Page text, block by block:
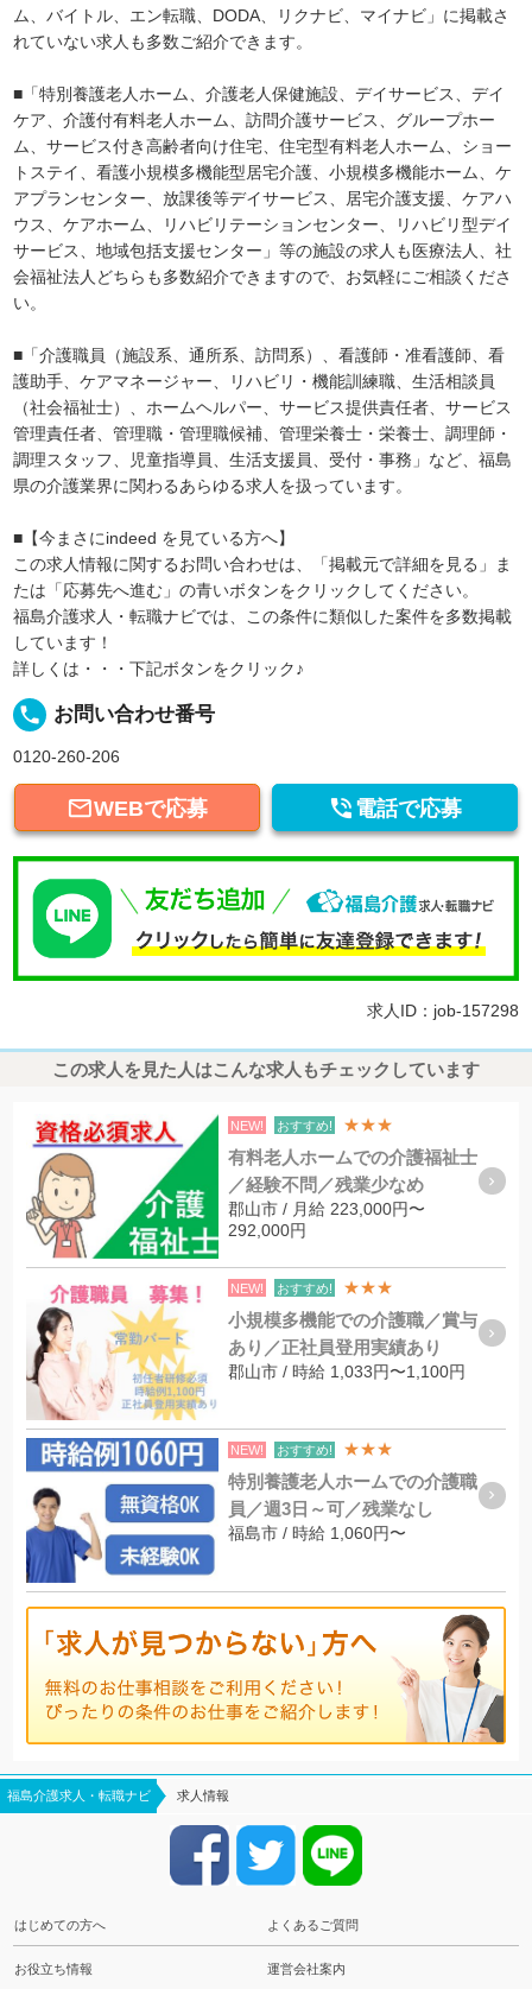
ム、バイトル、エン転職、DODA、リクナビ、マイナビ」に掲載さ
れていない求人も多数ご紹介できます。
■「特別養護老人ホーム、介護老人保健施設、デイサービス、デイ
ケア、介護付有料老人ホーム、訪問介護サービス、グループホー
ム、サービス付き高齢者向け住宅、住宅型有料老人ホーム、ショー
トステイ、看護小規模多機能型居宅介護、小規模多機能ホーム、ケ
アプランセンター、放課後等デイサービス、居宅介護支援、ケアハ
ウス、ケアホーム、リハビリテーションセンター、リハビリ型デイ
サービス、地域包括支援センター」等の施設の求人も医療法人、社
会福祉法人どちらも多数紹介できますので、お気軽にご相談くださ
い。
■「介護職員（施設系、通所系、訪問系）、看護師・准看護師、看
護助手、ケアマネージャー、リハビリ・機能訓練職、生活相談員
（社会福祉士）、ホームヘルパー、サービス提供責任者、サービス
管理責任者、管理職・管理職候補、管理栄養士・栄養士、調理師・
調理スタッフ、児童指導員、生活支援員、受付・事務」など、福島
県の介護業界に関わるあらゆる求人を扱っています。
■【今まさにindeed を見ている方へ】
この求人情報に関するお問い合わせは、「掲載元で詳細を見る」ま
たは「応募先へ進む」の青いボタンをクリックしてください。
福島介護求人・転職ナビでは、この条件に類似した案件を多数掲載
しています！
詳しくは・・・下記ボタンをクリック♪
local_phone お問い合わせ番号
0120-260-206
WEBで応募  電話で応募
求人ID：job-157298
この求人を見た人はこんな求人もチェックしています
NEW! おすすめ! ★★★
有料老人ホームでの介護福祉士
／経験不問／残業少なめ
郡山市 / 月給 223,000円〜
292,000円
NEW! おすすめ! ★★★
小規模多機能での介護職／賞与
あり／正社員登用実績あり
郡山市 / 時給 1,033円〜1,100円
NEW! おすすめ! ★★★
特別養護老人ホームでの介護職
員／週3日～可／残業なし
福島市 / 時給 1,060円〜
福島介護求人・転職ナビ 求人情報
はじめての方へ よくあるご質問
お役立ち情報 運営会社案内